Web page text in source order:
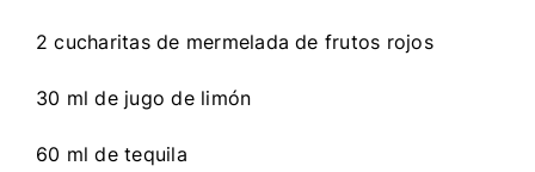
2 cucharitas de mermelada de frutos rojos
30 ml de jugo de limón
60 ml de tequila